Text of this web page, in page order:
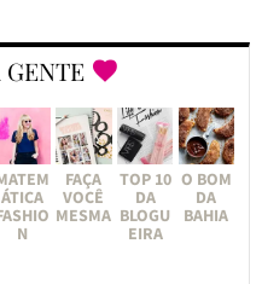
GENTE
ÁTICA
N
FAÇA
VOCÊ
MESMA
TOP 10
DA
BLOGU
EIRA
O BOM
DA
BAHIA